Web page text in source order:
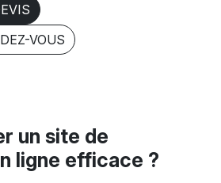
VOUS
un site de
ligne efficace ?